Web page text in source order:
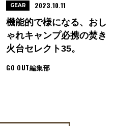
機能的で様になる、おし
ゃれキャンプ必携の焚き
火台セレクト35。
GO OUT編集部
GEAR 2023.10.11